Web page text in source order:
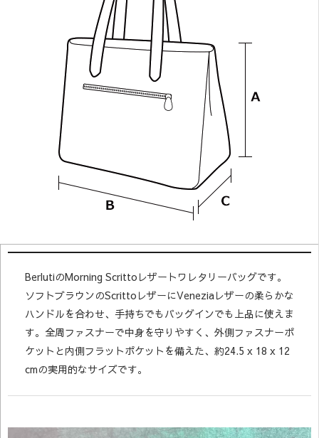
BerlutiのMorning Scrittoレザートワレタリーバッグです。
ソフトブラウンのScrittoレザーにVeneziaレザーの柔らかな
ハンドルを合わせ、手持ちでもバッグインでも上品に使えま
す。全周ファスナーで中身を守りやすく、外側ファスナーポ
ケットと内側フラットポケットを備えた、約24.5 x 18 x 12
cmの実用的なサイズです。